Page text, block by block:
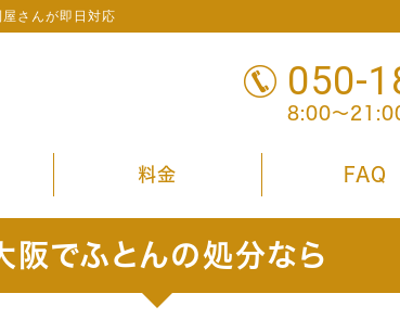
さんが即日対応
050-
8:00～
料金 FAQ
阪でふとんの処分なら